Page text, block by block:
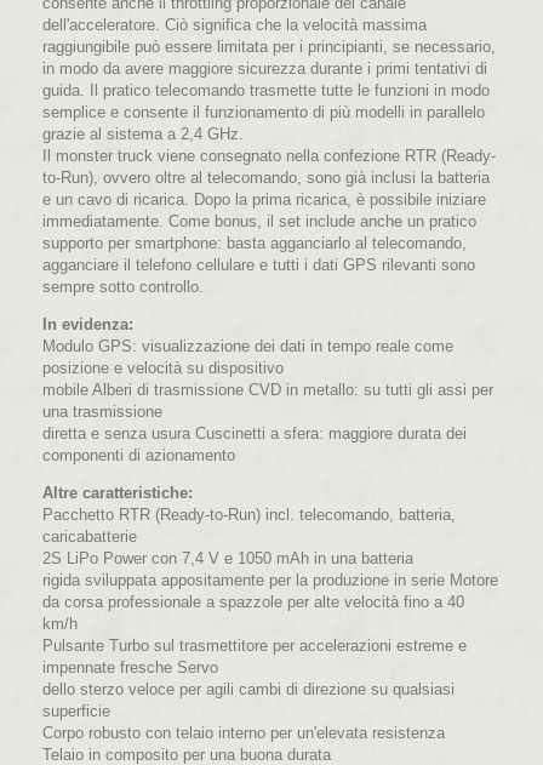
dell'acceleratore. Ciò significa che la velocità massima
raggiungibile può essere limitata per i principianti, se necessario,
in modo da avere maggiore sicurezza durante i primi tentativi di
guida. Il pratico telecomando trasmette tutte le funzioni in modo
semplice e consente il funzionamento di più modelli in parallelo
grazie al sistema a 2,4 GHz.
Il monster truck viene consegnato nella confezione RTR (Ready-
to-Run), ovvero oltre al telecomando, sono già inclusi la batteria
e un cavo di ricarica. Dopo la prima ricarica, è possibile iniziare
immediatamente. Come bonus, il set include anche un pratico
supporto per smartphone: basta agganciarlo al telecomando,
agganciare il telefono cellulare e tutti i dati GPS rilevanti sono
sempre sotto controllo.
In evidenza:
Modulo GPS: visualizzazione dei dati in tempo reale come
posizione e velocità su dispositivo
mobile Alberi di trasmissione CVD in metallo: su tutti gli assi per
una trasmissione
diretta e senza usura Cuscinetti a sfera: maggiore durata dei
componenti di azionamento
Altre caratteristiche:
Pacchetto RTR (Ready-to-Run) incl. telecomando, batteria,
caricabatterie
2S LiPo Power con 7,4 V e 1050 mAh in una batteria
rigida sviluppata appositamente per la produzione in serie Motore
da corsa professionale a spazzole per alte velocità fino a 40
km/h
Pulsante Turbo sul trasmettitore per accelerazioni estreme e
impennate fresche Servo
dello sterzo veloce per agili cambi di direzione su qualsiasi
superficie
Corpo robusto con telaio interno per un'elevata resistenza
Telaio in composito per una buona durata